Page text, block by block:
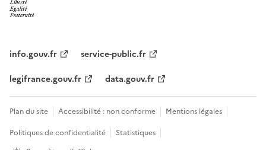
info.gouv.fr
service-public.fr
legifrance.gouv.fr
data.gouv.fr
Plan du site Accessibilité : non conforme
Mentions légales
Politiques de confidentialité
Statistiques